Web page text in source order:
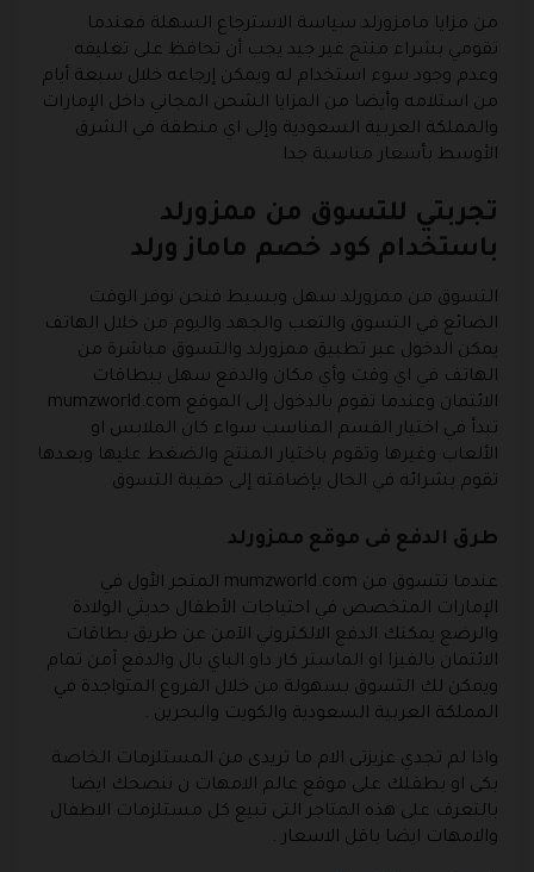
من مزايا مامزورلد سياسة الاسترجاع السهلة فعندما
تقومي بشراء منتج غير جيد يجب أن تحافظ على تغليفه
وعدم وجود سوء استخدام له ويمكن إرجاعه خلال سبعة أيام
من استلامه وأيضا من المزايا الشحن المجاني داخل الإمارات
والمملكة العربية السعودية وإلى اي منطقة في الشرق
الأوسط بأسعار مناسبة جدا
تجربتي للتسوق من ممزورلد
باستخدام كود خصم ماماز ورلد
التسوق من ممزورلد سهل وبسيط فنحن نوفر الوقت
الضائع في التسوق والتعب والجهد واليوم من خلال الهاتف
يمكن الدخول عبر تطبيق ممزورلد والتسوق مباشرة من
الهاتف في اي وقت وأي مكان والدفع سهل ببطاقات
تبدأ في اختيار القسم المناسب سواء كان الملابس او
الألعاب وغيرها وتقوم باختيار المنتج والضغط عليها وبعدها
تقوم بشرائه في الحال بإضافته إلى حقيبة التسوق
طرق الدفع فى موقع ممزورلد
عندما تتسوق من mumzworld.com المتجر الأول في
الإمارات المتخصص في احتياجات الأطفال حديثي الولادة
والرضع يمكنك الدفع الالكتروني الآمن عن طريق بطاقات
الائتمان بالفيزا او الماستر كار داو الباي بال والدفع آمن تمام
ويمكن لك التسوق بسهولة من خلال الفروع المتواجدة في
المملكة العربية السعودية والكويت والبحرين .
واذا لم تجدي عزيزتى الام ما تريدى من المستلزمات الخاصة
بكى او بطفلك على موقع عالم الامهات ن ننصحك ايضا
بالتعرف على هذه المتاجر التى تبيع كل مستلزمات الاطفال
والامهات ايضا باقل الاسعار .